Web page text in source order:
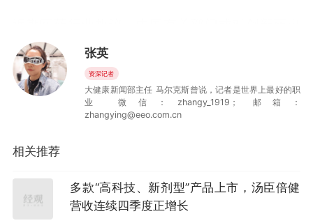
海施以审核等程序。宋瑞霖认为，即使有相关动
作，目前应该尚处于初期讨论阶段。他认为讨论
相关政策时应认真评估中国近几年创新药BD交易
高涨的真实原因，到底是中国掌握了全球创新的
形成了优势。
“从现有BD项目看，我国所取得的成绩主要来源于
我们在临床研究及受试者入组的速度以及人力成
张英
资深记者
大健康新闻部主任 马尔克斯曾说，记者是世界上最好的职
业 微信：zhangy_1919； 邮箱：
zhangying@eeo.com.cn
相关推荐
多款“高科技、新剂型”产品上市，汤臣倍健
营收连续四季度正增长